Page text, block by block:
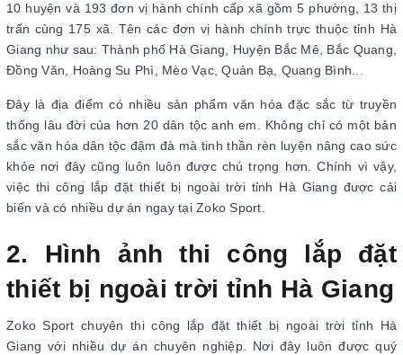
10 huyện và 193 đơn vị hành chính cấp xã gồm 5 phường, 13 thị
trấn cùng 175 xã. Tên các đơn vị hành chính trực thuộc tỉnh Hà
Giang như sau: Thành phố Hà Giang, Huyện Bắc Mê, Bắc Quang,
Đồng Văn, Hoàng Su Phì, Mèo Vạc, Quản Bạ, Quang Bình...
Đây là địa điểm có nhiều sản phẩm văn hóa đặc sắc từ truyền
thống lâu đời của hơn 20 dân tộc anh em. Không chỉ có một bản
sắc văn hóa dân tộc đậm đà mà tinh thần rèn luyện nâng cao sức
khỏe nơi đây cũng luôn luôn được chú trọng hơn. Chính vì vậy,
việc thi công lắp đặt thiết bị ngoài trời tỉnh Hà Giang được cải
biến và có nhiều dự án ngay tại Zoko Sport.
2. Hình ảnh thi công lắp đặt
thiết bị ngoài trời tỉnh Hà Giang
Zoko Sport chuyên thi công lắp đặt thiết bị ngoài trời tỉnh Hà
Giang với nhiều dự án chuyên nghiệp. Nơi đây luôn được quý